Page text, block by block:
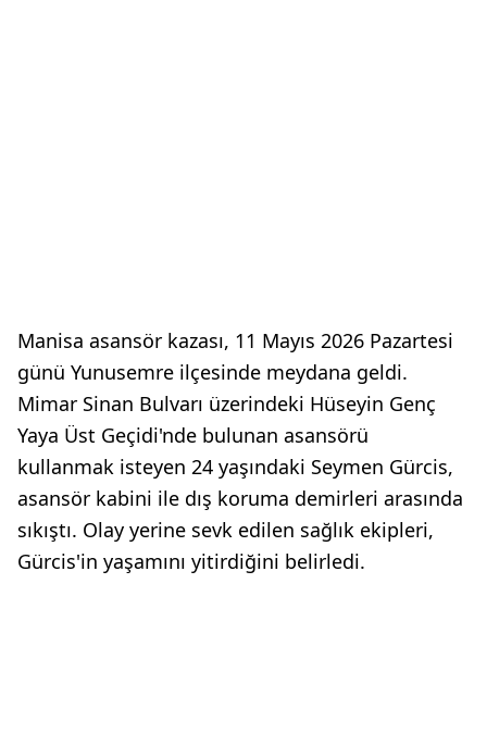
Manisa asansör kazası, 11 Mayıs 2026 Pazartesi
günü Yunusemre ilçesinde meydana geldi.
Mimar Sinan Bulvarı üzerindeki Hüseyin Genç
Yaya Üst Geçidi'nde bulunan asansörü
kullanmak isteyen 24 yaşındaki Seymen Gürcis,
asansör kabini ile dış koruma demirleri arasında
sıkıştı. Olay yerine sevk edilen sağlık ekipleri,
Gürcis'in yaşamını yitirdiğini belirledi.